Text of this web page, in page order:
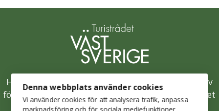
Hållbarhetsklivet är Västsveriges samlade initiativ
för en hållbar besöksnäring och drivs av Turistrådet
Västsverige.
Denna webbplats använder cookies
Vi använder cookies för att analysera trafik, anpassa